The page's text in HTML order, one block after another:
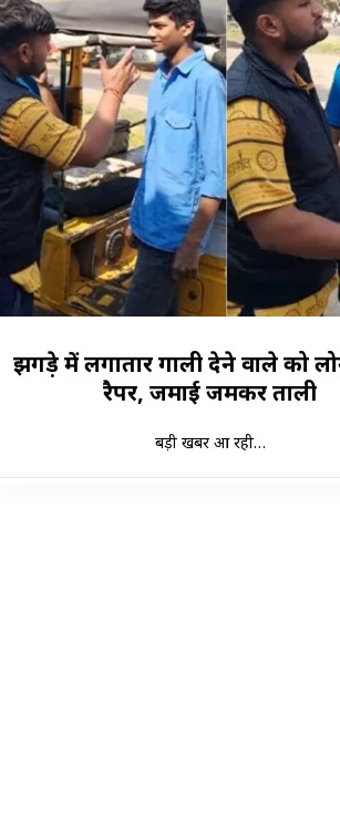
झगड़े में लगातार गाली देने वाले को
रैपर, जमाई जमकर ताली
बड़ी खबर आ रही…